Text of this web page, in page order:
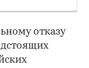
отказу